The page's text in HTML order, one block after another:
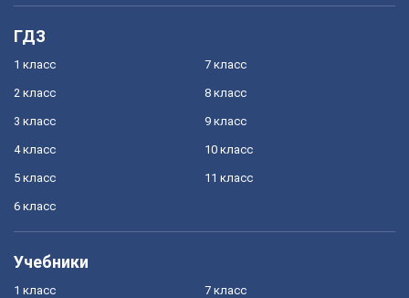
ГДЗ
1 класс
2 класс
3 класс
4 класс
5 класс
6 класс
7 класс
8 класс
9 класс
10 класс
11 класс
Учебники
1 класс 7 класс